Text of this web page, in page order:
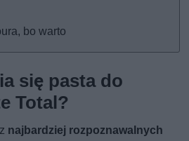
bo warto
się pasta do
Total?
najbardziej rozpoznawalnych